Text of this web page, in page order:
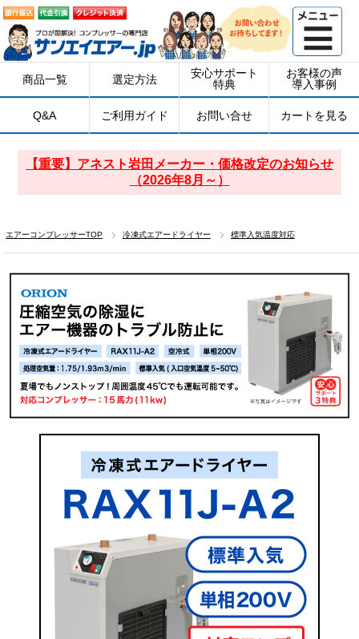
【重要】アネスト岩田メーカー・価格改定のお知らせ
（2026年8月～）
商品一覧 選定方法
安心サポート
特典
お客様の声
導入事例
Q&A ご利用ガイド お問い合せ カートを見る
エアーコンプレッサーTOP 冷凍式エアードライヤー 標準入気温度対応